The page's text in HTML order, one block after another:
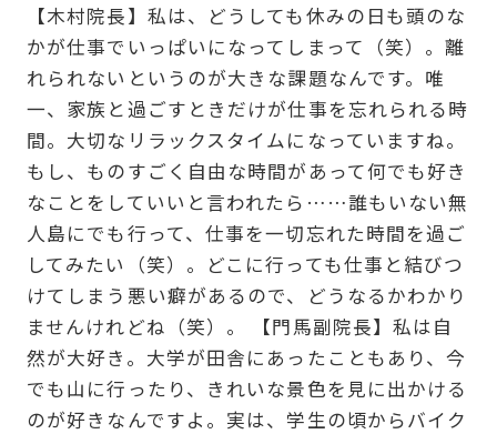
【木村院長】私は、どうしても休みの日も頭のな
かが仕事でいっぱいになってしまって（笑）。離
れられないというのが大きな課題なんです。唯
一、家族と過ごすときだけが仕事を忘れられる時
間。大切なリラックスタイムになっていますね。
もし、ものすごく自由な時間があって何でも好き
なことをしていいと言われたら……誰もいない無
人島にでも行って、仕事を一切忘れた時間を過ご
してみたい（笑）。どこに行っても仕事と結びつ
けてしまう悪い癖があるので、どうなるかわかり
ませんけれどね（笑）。 【門馬副院長】私は自
然が大好き。大学が田舎にあったこともあり、今
でも山に行ったり、きれいな景色を見に出かける
のが好きなんですよ。実は、学生の頃からバイク